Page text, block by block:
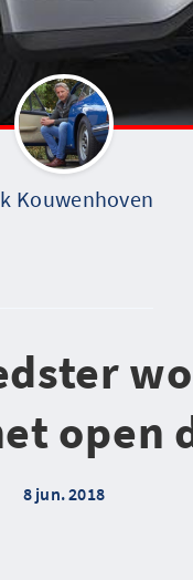
Kouwenhoven
open
8 jun. 2018